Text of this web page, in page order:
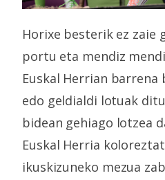
Horixe besterik ez zaie
portu eta mendiz
Euskal Herrian barrena
edo geldialdi lotuak
bidean gehiago lotzea
Euskal Herria
ikuskizuneko mezua